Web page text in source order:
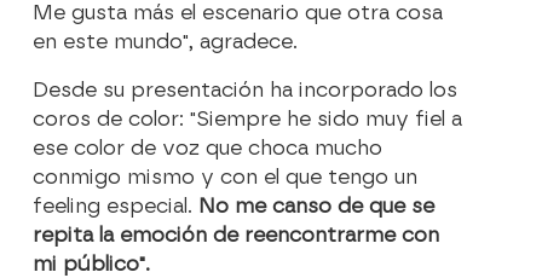
Me gusta más el escenario que otra cosa
en este mundo", agradece.
Desde su presentación ha incorporado los
coros de color: "Siempre he sido muy fiel a
ese color de voz que choca mucho
conmigo mismo y con el que tengo un
feeling especial. No me canso de que se
repita la emoción de reencontrarme con
mi público".